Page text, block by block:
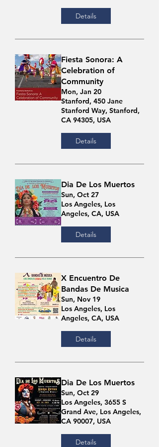
Details
Fiesta Sonora: A
Celebration of
Community
Mon, Jan 20
Stanford, 450 Jane
Stanford Way, Stanford,
CA 94305, USA
Details
Dia De Los Muertos
Sun, Oct 27
Los Angeles, Los
Angeles, CA, USA
Details
X Encuentro De
Bandas De Musica
Sun, Nov 19
Los Angeles, Los
Angeles, CA, USA
Details
Dia De Los Muertos
Sun, Oct 29
Los Angeles, 3655 S
Grand Ave, Los Angeles,
CA 90007, USA
Details